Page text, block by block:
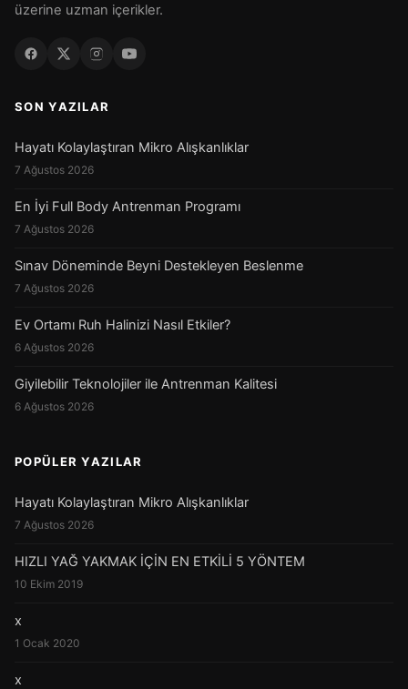
üzerine uzman içerikler.
SON YAZILAR
Hayatı Kolaylaştıran Mikro Alışkanlıklar
7 Ağustos 2026
En İyi Full Body Antrenman Programı
7 Ağustos 2026
Sınav Döneminde Beyni Destekleyen Beslenme
7 Ağustos 2026
Ev Ortamı Ruh Halinizi Nasıl Etkiler?
6 Ağustos 2026
Giyilebilir Teknolojiler ile Antrenman Kalitesi
6 Ağustos 2026
POPÜLER YAZILAR
Hayatı Kolaylaştıran Mikro Alışkanlıklar
7 Ağustos 2026
HIZLI YAĞ YAKMAK İÇİN EN ETKİLİ 5 YÖNTEM
10 Ekim 2019
x
1 Ocak 2020
x